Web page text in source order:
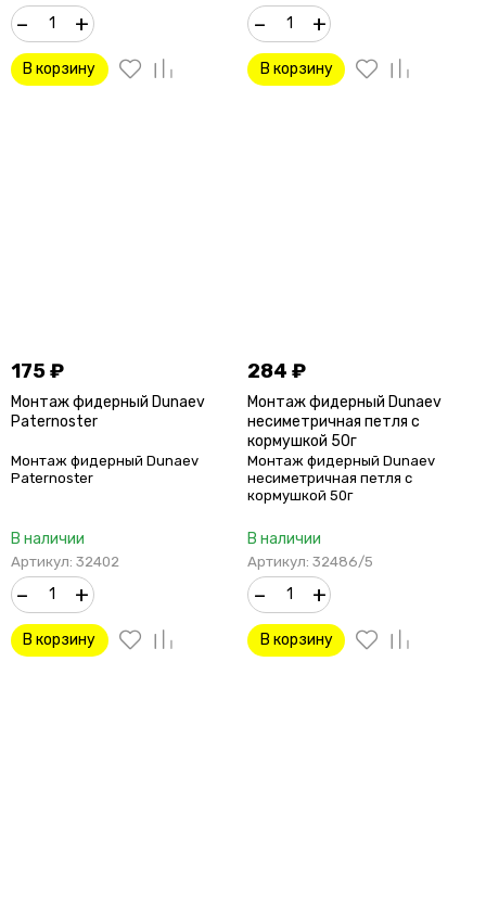
– +
В корзину
– +
В корзину
175₽
Монтаж фидерный Dunaev
Paternoster
Монтаж фидерный Dunaev
Paternoster
В наличии
Артикул: 32402
– +
В корзину
284₽
Монтаж фидерный Dunaev
несиметричная петля c
кормушкой 50г
Монтаж фидерный Dunaev
несиметричная петля c
кормушкой 50г
В наличии
Артикул: 32486/5
– +
В корзину